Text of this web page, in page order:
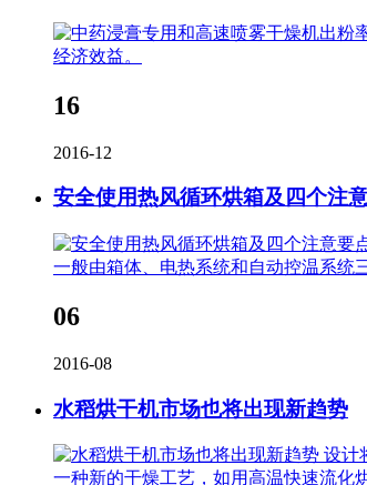
经济效益。
16
2016-12
安全使用热风循环烘箱及四个注
一般由箱体、电热系统和自动控温系统
06
2016-08
水稻烘干机市场也将出现新趋势
设计
一种新的干燥工艺，如用高温快速流化